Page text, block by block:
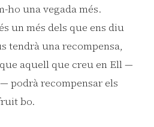
ho una vegada més.
un més dels que ens diu
tendrà una recompensa,
aquell que creu en Ell —
podrà recompensar els
bo.